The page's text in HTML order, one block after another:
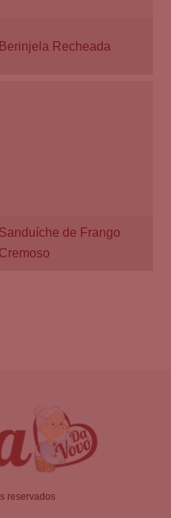
Berinjela Recheada
Sanduíche de Frango
Cremoso
reservados